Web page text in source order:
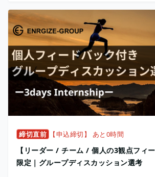
締切直前 【申込締切】 あと0時間
【リーダー / チーム / 個人の3観点フィ
限定｜グループディスカッション選考